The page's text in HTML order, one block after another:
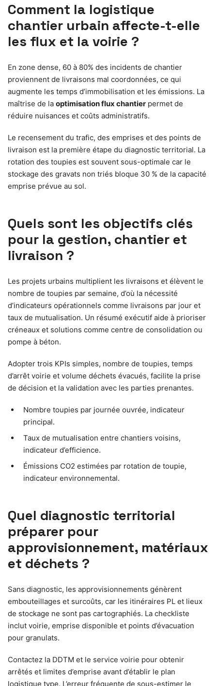
Comment la logistique
chantier urbain affecte-t-elle
les flux et la voirie ?
En zone dense, 60 à 80% des incidents de chantier
proviennent de livraisons mal coordonnées, ce qui
augmente les temps d’immobilisation et les émissions. La
maîtrise de la optimisation flux chantier permet de
réduire nuisances et coûts administratifs.
Le recensement du trafic, des emprises et des points de
livraison est la première étape du diagnostic territorial. La
rotation des toupies est souvent sous-optimale car le
stockage des gravats non triés bloque 30 % de la capacité
emprise prévue au sol.
Quels sont les objectifs clés
pour la gestion, chantier et
livraison ?
Les projets urbains multiplient les livraisons et élèvent le
nombre de toupies par semaine, d’où la nécessité
d’indicateurs opérationnels comme livraisons par jour et
taux de mutualisation. Un résumé exécutif aide à prioriser
créneaux et solutions comme centre de consolidation ou
pompe à béton.
Adopter trois KPIs simples, nombre de toupies, temps
d’arrêt voirie et volume déchets évacués, facilite la prise
de décision et la validation avec les parties prenantes.
Nombre toupies par journée ouvrée, indicateur
principal.
Taux de mutualisation entre chantiers voisins,
indicateur d’efficience.
Émissions CO2 estimées par rotation de toupie,
indicateur environnemental.
Quel diagnostic territorial
préparer pour
approvisionnement, matériaux
et déchets ?
Sans diagnostic, les approvisionnements génèrent
embouteillages et surcoûts, car les itinéraires PL et lieux
de stockage ne sont pas cartographiés. La checkliste
inclut voirie, emprise disponible et points d’évacuation
pour granulats.
Contactez la DDTM et le service voirie pour obtenir
arrêtés et limites d’emprise avant d’établir le plan
logistique type. L’erreur fréquente de sous-estimer le